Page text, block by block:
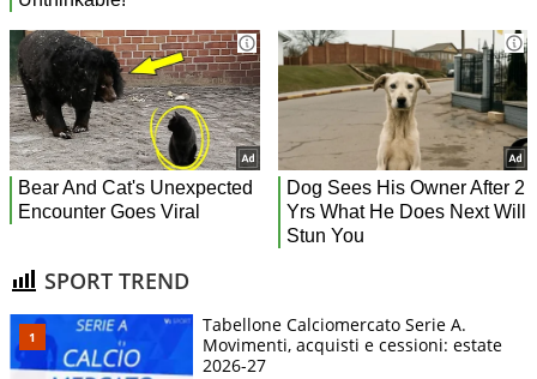
SPORT TREND
Tabellone Calciomercato Serie A.
Movimenti, acquisti e cessioni: estate
2026-27